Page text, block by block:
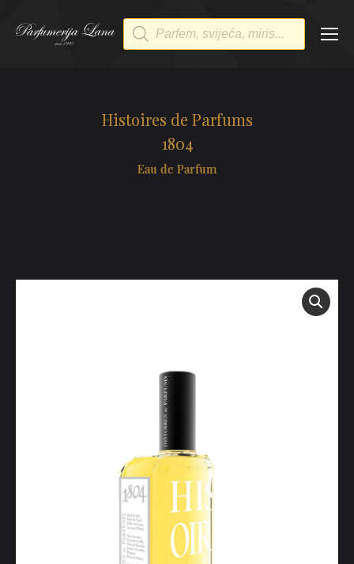
Products
search
Histoires de Parfums
1804
Eau de Parfum